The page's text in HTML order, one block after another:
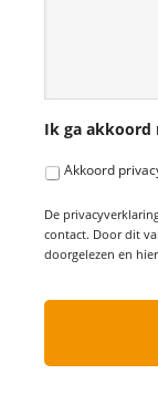
Ik ga akkoord
Akkoord
De
contact. Door dit
doorgelezen en